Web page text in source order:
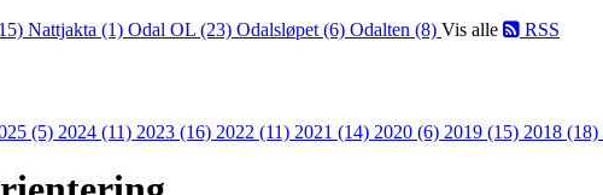
Nattjakta (1) Odal OL (23) Odalsløpet (6) Odalten (8) Vis alle RSS
(5) 2024 (11) 2023 (16) 2022 (11) 2021 (14) 2020 (6) 2019 (15) 2018 (18)